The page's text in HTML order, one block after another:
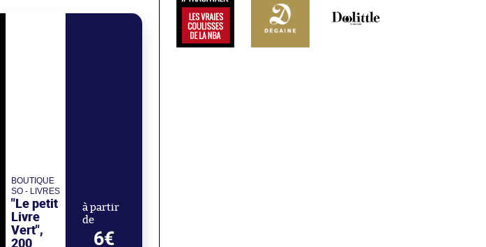
BOUTIQUE
SO - LIVRES
"Le petit
Livre
Vert",
200
à partir
de
6€